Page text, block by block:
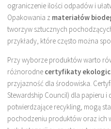
ograniczenie ilości odpadów i
Opakowania z materiałów
tworzyw sztucznych
przykłady, które często można
Przy wyborze produktów warto
różnorodne certyfikaty
przyjazność dla środowiska.
Stewardship Council) dla papieru i
potwierdzające recykling, mogą
pochodzeniu produktów oraz ich